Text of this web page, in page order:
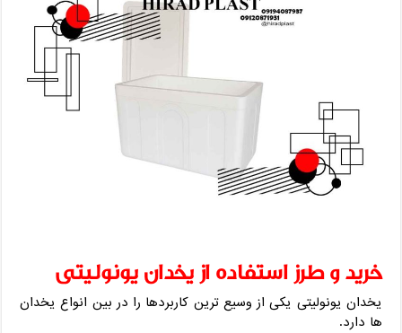
خرید و طرز استفاده از یخدان یونولیتی
یخدان یونولیتی یکی از وسیع ‌ترین کاربردها را در بین انواع یخدان
‌ها دارد.